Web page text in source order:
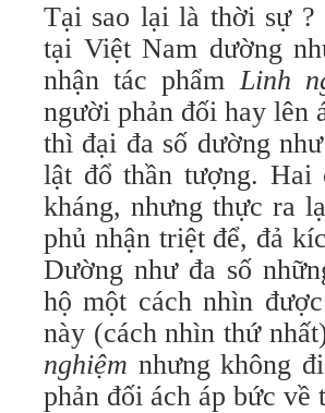
Tại sao lại là thời sự ?
tại Việt Nam dường
nhận tác phẩmLinh
người phản đối hay lên
thì đại đa số dường
lật đổ thần tượng.
kháng, nhưng thực ra
phủ nhận triệt để, đả
Dường như đa số
hộ một cách nhìn
này (cách nhìn thứ
nghiệm nhưng không
phản đối ách áp bức về